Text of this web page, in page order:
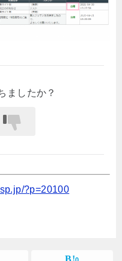
ましたか？
?p=20100